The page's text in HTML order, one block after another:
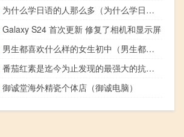
为什么学日语的人那么多（为什么学日语）
Galaxy S24 首次更新 修复了相机和显示屏
男生都喜欢什么样的女生初中（男生都喜欢什么样的女生）
番茄红素是迄今为止发现的最强大的抗癌剂之一
御诚堂海外精瓷个体店（御诚电脑）